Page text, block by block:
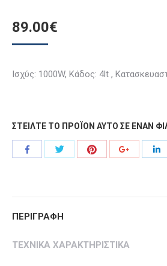
89.00€
Ισχύς: 1000W, Κάδος: 4lt ,
ΣΤΕΙΛΤΕ ΤΟ ΠΡΟΪΟΝ ΑΥΤΟ ΣΕ ΕΝΑΝ
Share
Share
Share
ΠΕΡΙΓΡΑΦΗ
ΤΕΧΝΙΚΑ ΧΑΡΑΚΤΗΡΙΣΤΙΚΑ